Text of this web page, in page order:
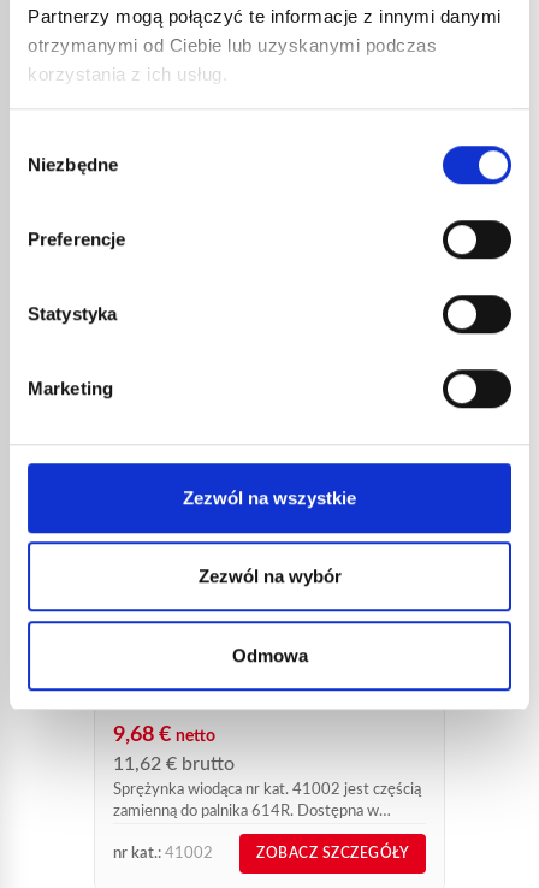
Partnerzy mogą połączyć te informacje z innymi danymi
otrzymanymi od Ciebie lub uzyskanymi podczas
korzystania z ich usług.
zgody
Niezbędne
Preferencje
Statystyka
Marketing
Zezwól na wszystkie
Zezwól na wybór
Odmowa
47,32€ netto
56,78 €brutto
Ekologiczna lutownica elektryczna. Idealna do
szybkiego lutowania.
REFERENCJE
9,68 € netto
11,62 € brutto
Sprężynka wiodąca nr kat. 41002 jest częścią
zamienną do palnika 614R. Dostępna w
sprzedaży online, z dostawą możliwą w ciągu
72 godzin od wpłynięcia opłaty.
nr kat.: 41002 ZOBACZ SZCZEGÓŁY